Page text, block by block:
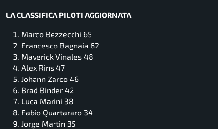
LA CLASSIFICA PILOTI AGGIORNATA
Marco Bezzecchi 65
Francesco Bagnaia 62
Maverick Vinales 48
Alex Rins 47
Johann Zarco 46
Brad Binder 42
Luca Marini 38
Fabio Quartararo 34
Jorge Martin 35